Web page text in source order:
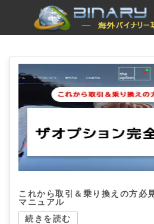
これから取引＆乗り換えの方必
マニュアル
続きを読む